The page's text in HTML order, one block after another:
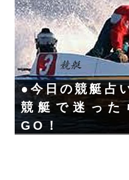
●今日の競艇占
競艇で迷った
GO！